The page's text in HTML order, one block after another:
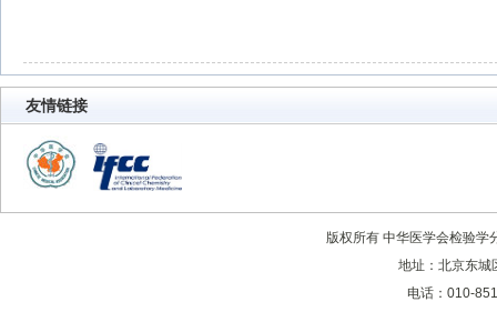
友情链接
版权所有 中华医学会检验
地址：北京东城
电话：010-